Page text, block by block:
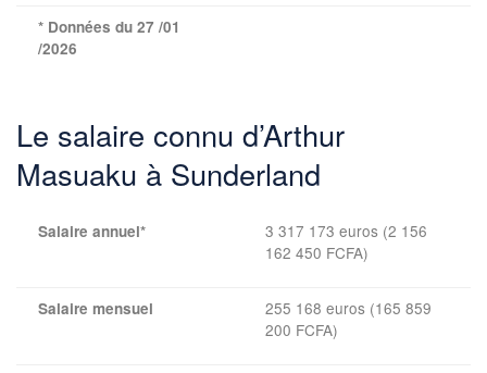
* Données du 27 /01
/2026
Le salaire connu d’Arthur
Masuaku à Sunderland
Salaire annuel*
3 317 173 euros (2 156
162 450 FCFA)
Salaire mensuel
255 168 euros (165 859
200 FCFA)